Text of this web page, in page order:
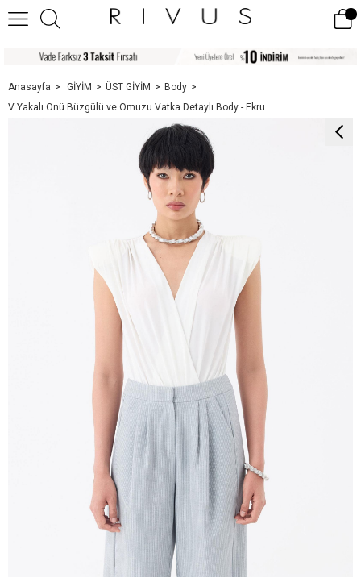
Anasayfa GİYİM ÜST GİYİM
Body
V Yakalı Önü Büzgülü ve Omuzu Vatka Detaylı Body - Ekru